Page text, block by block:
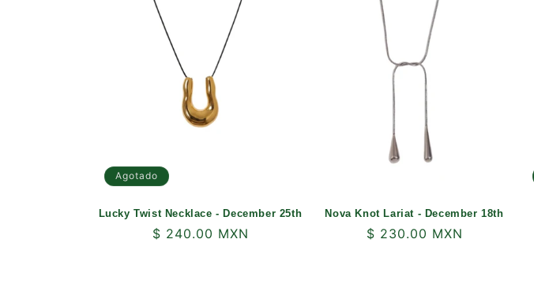
Agotado
Lucky Twist Necklace - December 25th
Precio
$ 240.00 MXN
Nova Knot Lariat - December 18th
Precio
$ 230.00 MXN